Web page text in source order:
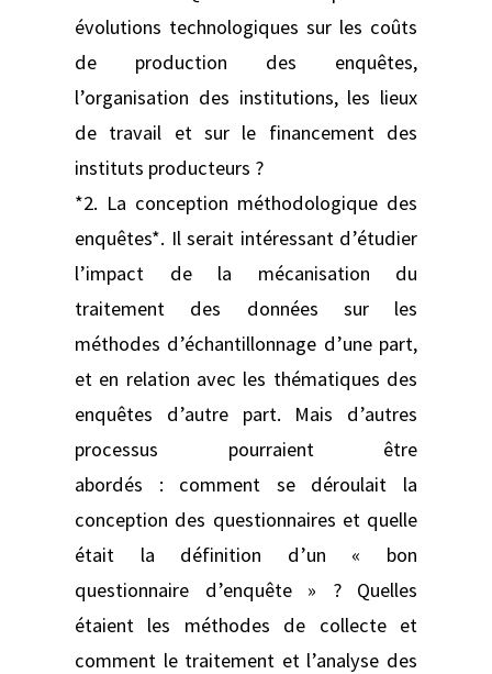
évolutions technologiques sur les coûts
de production des enquêtes,
l’organisation des institutions, les lieux
de travail et sur le financement des
instituts producteurs ?
*2. La conception méthodologique des
enquêtes*. Il serait intéressant d’étudier
l’impact de la mécanisation du
traitement des données sur les
méthodes d’échantillonnage d’une part,
et en relation avec les thématiques des
enquêtes d’autre part. Mais d’autres
processus pourraient être
abordés : comment se déroulait la
conception des questionnaires et quelle
était la définition d’un « bon
questionnaire d’enquête » ? Quelles
étaient les méthodes de collecte et
comment le traitement et l’analyse des